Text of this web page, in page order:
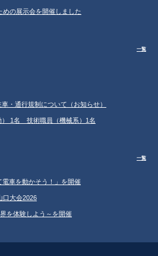
めの展示会を開催しました
一覧
・通行規制について（お知らせ）
1名 技術職員（機械系）1名
一覧
車を動かそう！」を開催
口大会2026
を体験しよう～を開催